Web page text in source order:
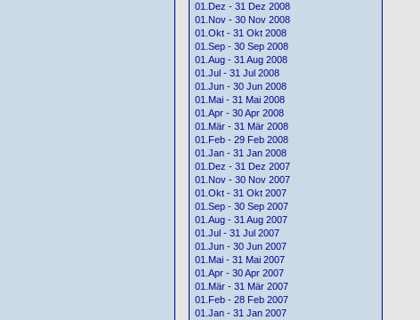
01.Dez - 31 Dez 2008
01.Nov - 30 Nov 2008
01.Okt - 31 Okt 2008
01.Sep - 30 Sep 2008
01.Aug - 31 Aug 2008
01.Jul - 31 Jul 2008
01.Jun - 30 Jun 2008
01.Mai - 31 Mai 2008
01.Apr - 30 Apr 2008
01.Mär - 31 Mär 2008
01.Feb - 29 Feb 2008
01.Jan - 31 Jan 2008
01.Dez - 31 Dez 2007
01.Nov - 30 Nov 2007
01.Okt - 31 Okt 2007
01.Sep - 30 Sep 2007
01.Aug - 31 Aug 2007
01.Jul - 31 Jul 2007
01.Jun - 30 Jun 2007
01.Mai - 31 Mai 2007
01.Apr - 30 Apr 2007
01.Mär - 31 Mär 2007
01.Feb - 28 Feb 2007
01.Jan - 31 Jan 2007